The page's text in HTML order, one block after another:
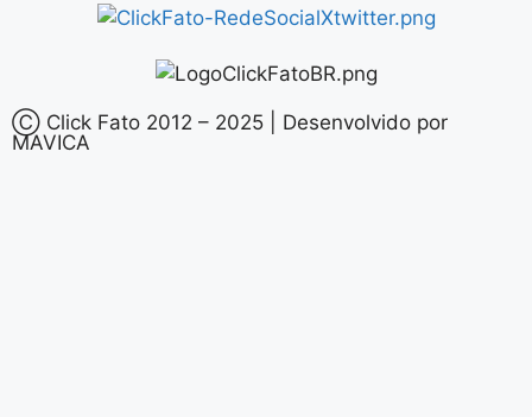
Ⓒ Click Fato 2012 – 2025 | Desenvolvido por
MAVICA